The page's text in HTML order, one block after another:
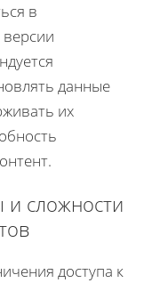
в
версии
данные
их
и сложности
доступа к